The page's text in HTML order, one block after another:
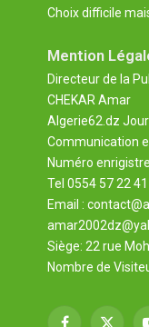
Choix difficile
Mention
Directeur de la
CHEKAR Amar
Algerie62.dz
Communication
Numéro
Tel 0554 57 22
Email :
Siège: 22 rue
Nombre de